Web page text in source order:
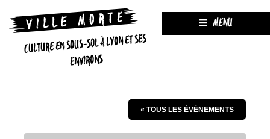
CULTURE EN SOUS-SOL À LYON ET SES
ENVIRONS
MENU
« TOUS LES ÉVÈNEMENTS